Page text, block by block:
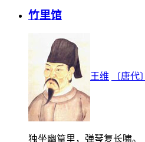
竹里馆
王维 〔唐代〕
独坐幽篁里，弹琴复长啸。